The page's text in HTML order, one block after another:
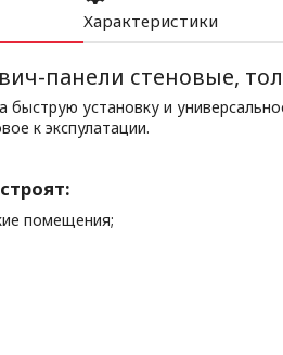
Характеристики
панели стеновые,
быструю установку и
к экспулатации.
помещения;